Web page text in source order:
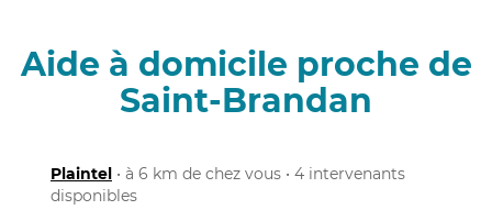
Aide à domicile proche de
Saint-Brandan
Plaintel • à 6 km de chez vous • 4 intervenants
disponibles